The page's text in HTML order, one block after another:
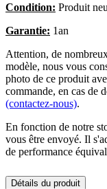
Condition: Produit
Garantie: 1an
Attention, de
modèle, nous vous
photo de ce produit
commande, en cas de
(contactez-nous).
En fonction de notre
vous être envoyé. Il
de performance
Détails du produit